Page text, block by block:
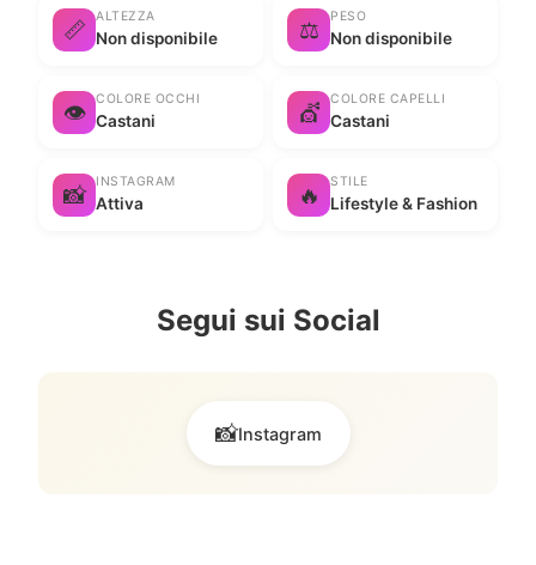
📏 ALTEZZA
Non disponibile ⚖️ PESO
Non disponibile
👁️ COLORE OCCHI
Castani 💇 COLORE CAPELLI
Castani
📸 INSTAGRAM
Attiva 🔥 STILE
Lifestyle & Fashion
Segui sui Social
📸Instagram